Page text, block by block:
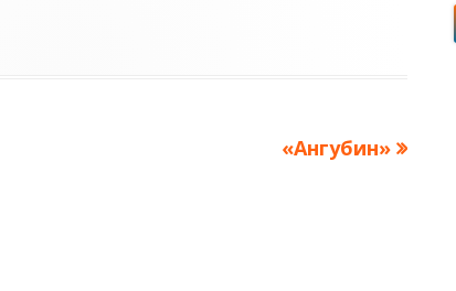
Следующая
«Ангубин»